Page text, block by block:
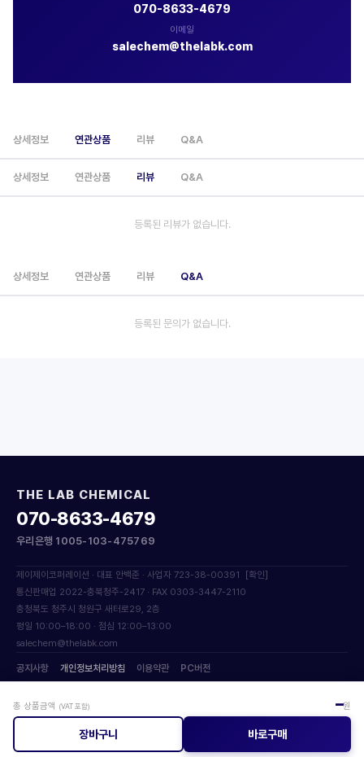
총 상품금액 (VAT 포함) –원
장바구니 바로구매
070-8633-4679
이메일
salechem@thelabk.com
상세정보 연관상품 리뷰 Q&A
상세정보 연관상품 리뷰 Q&A
등록된 리뷰가 없습니다.
상세정보 연관상품 리뷰 Q&A
등록된 문의가 없습니다.
THE LAB CHEMICAL
070-8633-4679
우리은행 1005-103-475769
제이제이코퍼레이션 · 대표 안백준 · 사업자 723-38-00391
[확인]
통신판매업 2022-충북청주-2417 · FAX 0303-3447-2110
충청북도 청주시 청원구 새터로29, 2층
평일 10:00–18:00 · 점심 12:00–13:00
salechem@thelabk.com
공지사항 개인정보처리방침 이용약관 PC버전